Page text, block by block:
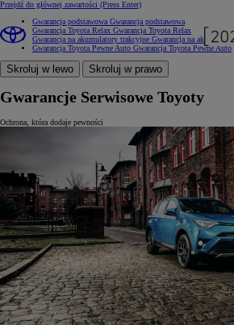
Przejdź do głównej zawartości (Press Enter)
Gwarancja podstawowa Gwarancja podstawowa
Gwarancja Toyota Relax Gwarancja Toyota Relax
Gwarancja na akumulatory trakcyjne Gwarancja na
Gwarancja Toyota Pewne Auto Gwarancja Toyota Pewne Auto
Skroluj w lewo Skroluj w prawo
Gwarancje Serwisowe Toyoty
Ochrona, która dodaje pewności